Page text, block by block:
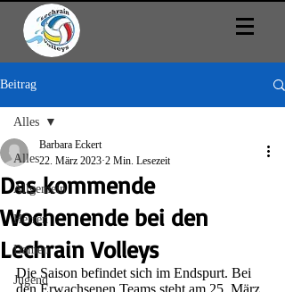
Beitrag
Alles
Allgemein
Herren
Damen
Jugend
Alles
Das kommende
Wochenende bei den
Lechrain Volleys
Barbara Eckert
22. März 2023 2 Min. Lesezeit
Die Saison befindet sich im Endspurt. Bei
den Erwachsenen Teams steht am 25. März